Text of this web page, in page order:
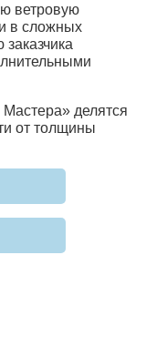
ветровую
в сложных
делятся
от толщины